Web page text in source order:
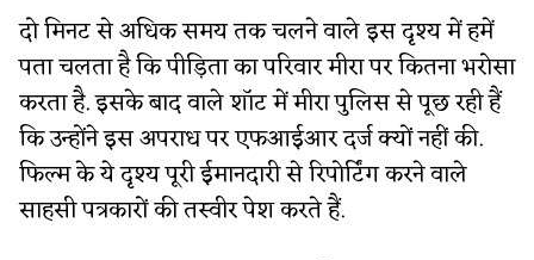
दो मिनट से अधिक समय तक चलने वाले इस दृश्य में हमें
पता चलता है कि पीड़िता का परिवार मीरा पर कितना भरोसा
करता है. इसके बाद वाले शॉट में मीरा पुलिस से पूछ रही हैं
कि उन्होंने इस अपराध पर एफआईआर दर्ज क्यों नहीं की.
फिल्म के ये दृश्य पूरी ईमानदारी से रिपोर्टिंग करने वाले
साहसी पत्रकारों की तस्वीर पेश करते हैं.